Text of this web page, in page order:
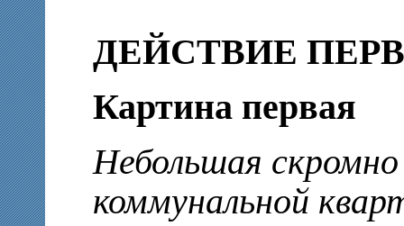
ДЕЙСТВИЕ
Картина первая
Небольшая
коммунальной